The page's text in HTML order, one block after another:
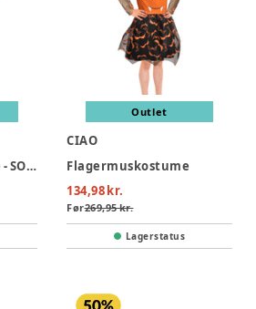
Day of dead kostume - SORT
Outlet
CIAO
Flagermuskostume
134,98 kr.
Før269,95 kr.
Lagerstatus